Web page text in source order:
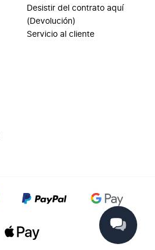
Desistir del contrato aquí
(Devolución)
Servicio al cliente